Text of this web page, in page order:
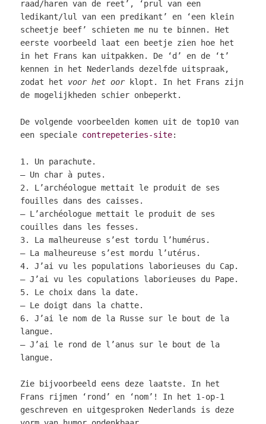
raad/haren van de reet’, ‘prul van een
ledikant/lul van een predikant’ en ‘een klein
scheetje beef’ schieten me nu te binnen. Het
eerste voorbeeld laat een beetje zien hoe het
in het Frans kan uitpakken. De ‘d’ en de ‘t’
kennen in het Nederlands dezelfde uitspraak,
zodat het voor het oorklopt. In het Frans zijn
de mogelijkheden schier onbeperkt.
De volgende voorbeelden komen uit de top10 van
een speciale contrepeteries-site:
1. Un parachute.
– Un char à putes.
2. L’archéologue mettait le produit de ses
fouilles dans des caisses.
– L’archéologue mettait le produit de ses
couilles dans les fesses.
3. La malheureuse s’est tordu l’humérus.
– La malheureuse s’est mordu l’utérus.
4. J’ai vu les populations laborieuses du Cap.
– J’ai vu les copulations laborieuses du Pape.
5. Le choix dans la date.
– Le doigt dans la chatte.
6. J’ai le nom de la Russe sur le bout de la
langue.
– J’ai le rond de l’anus sur le bout de la
langue.
Zie bijvoorbeeld eens deze laatste. In het
Frans rijmen ‘rond’ en ‘nom’! In het 1-op-1
geschreven en uitgesproken Nederlands is deze